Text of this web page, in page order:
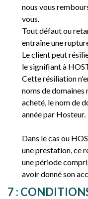
nous vous
vous.
Tout défaut ou
entraîne une
Le client peut
le signifiant à
Cette résiliation
noms de domaines
acheté, le nom de
année par Hosteur.
Dans le cas ou
une prestation, ce
une période
avoir donné son
7 :